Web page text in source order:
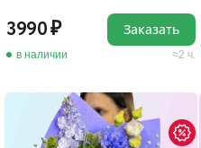
3990
в наличии 2 ч.
Заказать